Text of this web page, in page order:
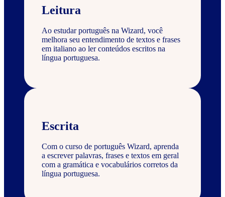
Leitura
Ao estudar português na Wizard, você
melhora seu entendimento de textos e frases
em italiano ao ler conteúdos escritos na
língua portuguesa.
Escrita
Com o curso de português Wizard, aprenda
a escrever palavras, frases e textos em geral
com a gramática e vocabulários corretos da
língua portuguesa.